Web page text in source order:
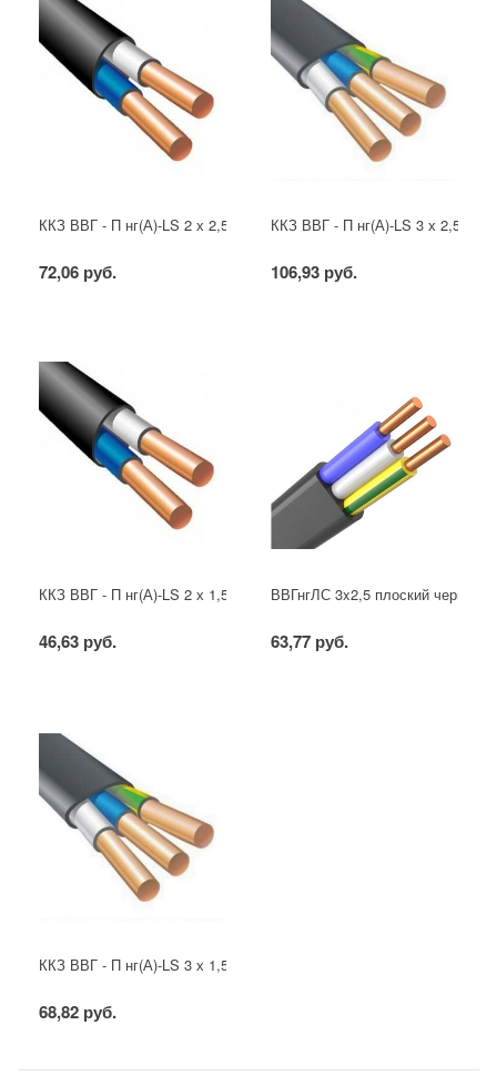
ККЗ ВВГ - П нг(А)-LS 2 х 2,5 ГОСТ
72,06 руб.
ККЗ ВВГ - П нг(А)-LS 3 х 2,5
106,93 руб.
ККЗ ВВГ - П нг(А)-LS 2 х 1,5 ГОСТ
46,63 руб.
ВВГнгЛС 3x2,5 плоский черный
63,77 руб.
ККЗ ВВГ - П нг(А)-LS 3 х 1,5 ГОСТ
68,82 руб.